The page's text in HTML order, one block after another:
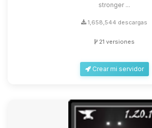
stronger ...
1,658,544 descargas
21 versiones
Crear mi servidor